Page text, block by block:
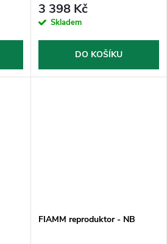
3 398 Kč
Skladem
DO KOŠÍKU
FIAMM reproduktor - NB